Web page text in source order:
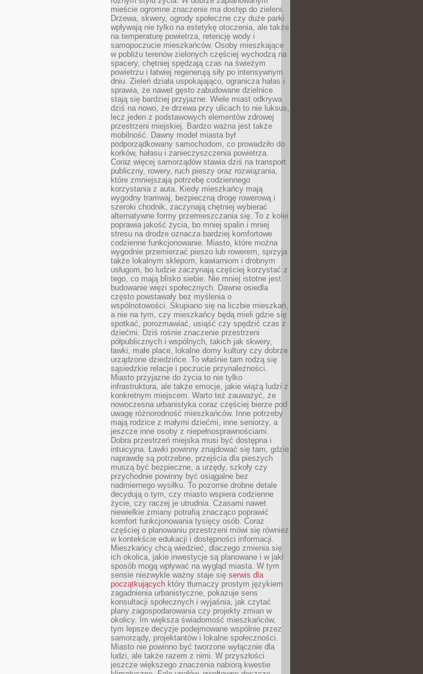
mieście ogromne znaczenie ma dostęp do zieleni.
Drzewa, skwery, ogrody społeczne czy duże parki
wpływają nie tylko na estetykę otoczenia, ale także
na temperaturę powietrza, retencję wody i
samopoczucie mieszkańców. Osoby mieszkające
w pobliżu terenów zielonych częściej wychodzą na
spacery, chętniej spędzają czas na świeżym
powietrzu i łatwiej regenerują siły po intensywnym
dniu. Zieleń działa uspokajająco, ogranicza hałas i
sprawia, że nawet gęsto zabudowane dzielnice
stają się bardziej przyjazne. Wiele miast odkrywa
dziś na nowo, że drzewa przy ulicach to nie luksus,
lecz jeden z podstawowych elementów zdrowej
przestrzeni miejskiej. Bardzo ważna jest także
mobilność. Dawny model miasta był
podporządkowany samochodom, co prowadziło do
korków, hałasu i zanieczyszczenia powietrza.
Coraz więcej samorządów stawia dziś na transport
publiczny, rowery, ruch pieszy oraz rozwiązania,
które zmniejszają potrzebę codziennego
korzystania z auta. Kiedy mieszkańcy mają
wygodny tramwaj, bezpieczną drogę rowerową i
szeroki chodnik, zaczynają chętniej wybierać
alternatywne formy przemieszczania się. To z kolei
poprawia jakość życia, bo mniej spalin i mniej
stresu na drodze oznacza bardziej komfortowe
codzienne funkcjonowanie. Miasto, które można
wygodnie przemierzać pieszo lub rowerem, sprzyja
także lokalnym sklepom, kawiarniom i drobnym
usługom, bo ludzie zaczynają częściej korzystać z
tego, co mają blisko siebie. Nie mniej istotne jest
budowanie więzi społecznych. Dawne osiedla
często powstawały bez myślenia o
wspólnotowości. Skupiano się na liczbie mieszkań,
a nie na tym, czy mieszkańcy będą mieli gdzie się
spotkać, porozmawiać, usiąść czy spędzić czas z
dziećmi. Dziś rośnie znaczenie przestrzeni
półpublicznych i wspólnych, takich jak skwery,
ławki, małe place, lokalne domy kultury czy dobrze
urządzone dziedzińce. To właśnie tam rodzą się
sąsiedzkie relacje i poczucie przynależności.
Miasto przyjazne do życia to nie tylko
infrastruktura, ale także emocje, jakie wiążą ludzi z
konkretnym miejscem. Warto też zauważyć, że
nowoczesna urbanistyka coraz częściej bierze pod
uwagę różnorodność mieszkańców. Inne potrzeby
mają rodzice z małymi dziećmi, inne seniorzy, a
jeszcze inne osoby z niepełnosprawnościami.
Dobra przestrzeń miejska musi być dostępna i
intuicyjna. Ławki powinny znajdować się tam, gdzie
naprawdę są potrzebne, przejścia dla pieszych
muszą być bezpieczne, a urzędy, szkoły czy
przychodnie powinny być osiągalne bez
nadmiernego wysiłku. To pozornie drobne detale
decydują o tym, czy miasto wspiera codzienne
życie, czy raczej je utrudnia. Czasami nawet
niewielkie zmiany potrafią znacząco poprawić
komfort funkcjonowania tysięcy osób. Coraz
częściej o planowaniu przestrzeni mówi się również
w kontekście edukacji i dostępności informacji.
Mieszkańcy chcą wiedzieć, dlaczego zmienia się
ich okolica, jakie inwestycje są planowane i w jaki
sposób mogą wpływać na wygląd miasta. W tym
sensie niezwykle ważny staje się serwis dla
początkujących który tłumaczy prostym językiem
zagadnienia urbanistyczne, pokazuje sens
konsultacji społecznych i wyjaśnia, jak czytać
plany zagospodarowania czy projekty zmian w
okolicy. Im większa świadomość mieszkańców,
tym lepsze decyzje podejmowane wspólnie przez
samorządy, projektantów i lokalne społeczności.
Miasto nie powinno być tworzone wyłącznie dla
ludzi, ale także razem z nimi. W przyszłości
jeszcze większego znaczenia nabiorą kwestie